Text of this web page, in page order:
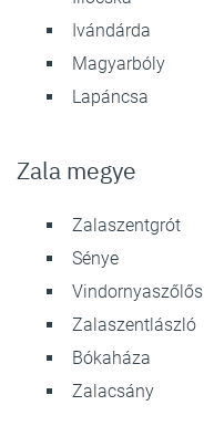
Ivándárda
Magyarbóly
Lapáncsa
Zala megye
Zalaszentgrót
Sénye
Vindornyaszőlős
Zalaszentlászló
Bókaháza
Zalacsány